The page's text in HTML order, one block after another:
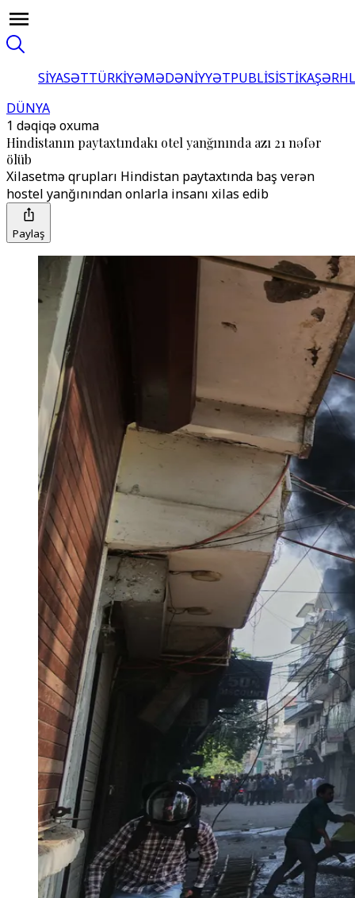
SİYASƏTTÜRKİYƏMƏDƏNİYYƏTPUBLİSİSTİKA
DÜNYA
1 dəqiqə oxuma
Hindistanın paytaxtındakı otel yanğınında azı 21 nəfər
ölüb
Xilasetmə qrupları Hindistan paytaxtında baş verən
hostel yanğınından onlarla insanı xilas edib
Paylaş